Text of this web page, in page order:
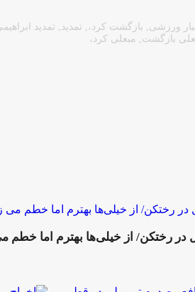
ورزشی , بازگشت کرد، , تمدید , تمدید
بازگشت , مبعلی کرد،
در رختکن/ از خیلی‌ها بهترم اما خطم